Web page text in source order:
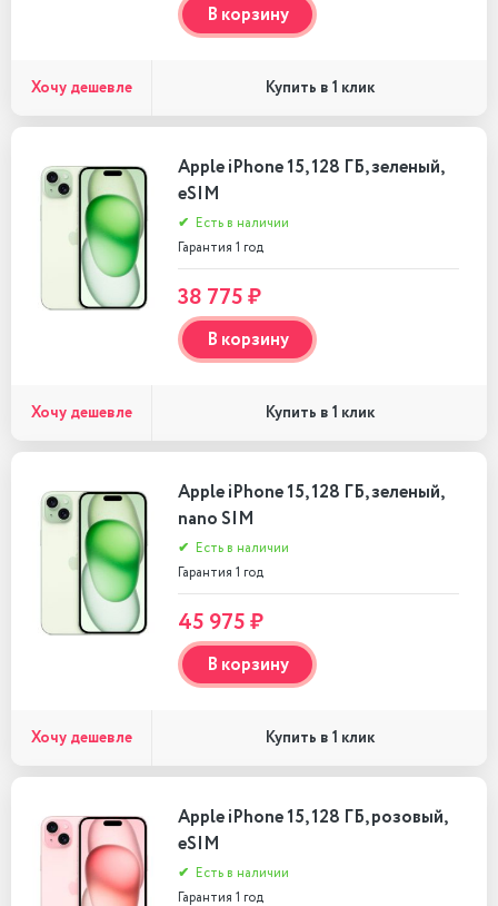
В корзину
Хочу дешевле Купить в 1 клик
Apple iPhone 15, 128 ГБ, зеленый,
eSIM
✔ Есть в наличии
Гарантия 1 год
38 775 ₽
В корзину
Хочу дешевле Купить в 1 клик
Apple iPhone 15, 128 ГБ, зеленый,
nano SIM
✔ Есть в наличии
Гарантия 1 год
45 975 ₽
В корзину
Хочу дешевле Купить в 1 клик
Apple iPhone 15, 128 ГБ, розовый,
eSIM
✔ Есть в наличии
Гарантия 1 год